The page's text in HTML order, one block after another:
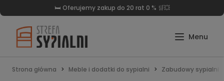
🛏️ Oferujemy zakup do 20 rat 0 % 🛒💥
Strona główna Meble i dodatki do sypialni Zabudowy sypialni